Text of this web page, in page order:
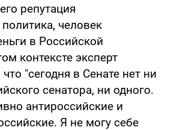
репутация
человек
в Российской
контексте эксперт
"сегодня в Сенате нет ни
сенатора, ни одного.
антироссийские и
Я не могу себе